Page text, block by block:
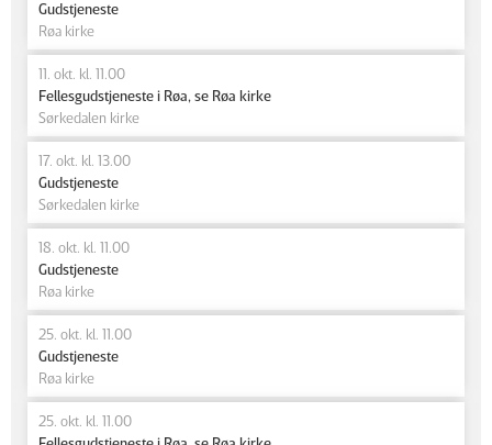
Gudstjeneste
Røa kirke
11. okt. kl. 11.00
Fellesgudstjeneste i Røa, se Røa kirke
Sørkedalen kirke
17. okt. kl. 13.00
Gudstjeneste
Sørkedalen kirke
18. okt. kl. 11.00
Gudstjeneste
Røa kirke
25. okt. kl. 11.00
Gudstjeneste
Røa kirke
25. okt. kl. 11.00